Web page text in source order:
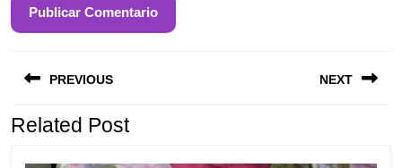
de
entradas
PREVIOUS NEXT
Related Post